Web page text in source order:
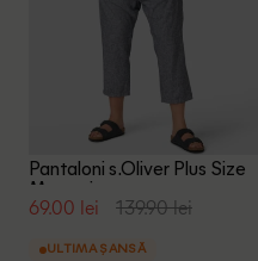
Pantaloni s.Oliver Plus Size
Men, gri
69.00 lei 139.90 lei
ULTIMA ȘANSĂ